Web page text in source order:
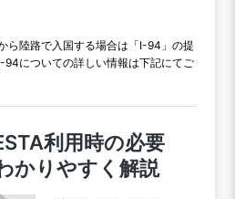
ら陸路で入国する場合は「I-94」の提
についての詳しい情報は下記にてご